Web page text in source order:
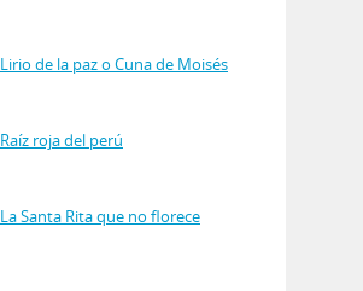
Lirio de la paz o Cuna de Moisés
Raíz roja del perú
La Santa Rita que no florece